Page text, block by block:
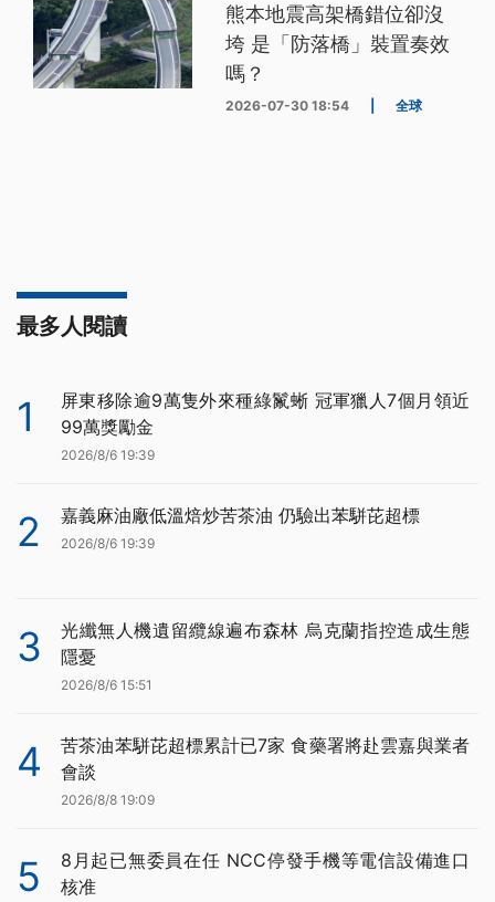
熊本地震高架橋錯位卻沒
垮 是「防落橋」裝置奏效
嗎？
2026-07-30 18:54 全球
最多人閱讀
1
屏東移除逾9萬隻外來種綠鬣蜥 冠軍獵人7個月領近
99萬獎勵金
2026/8/6 19:39
2 嘉義麻油廠低溫焙炒苦茶油 仍驗出苯駢芘超標
2026/8/6 19:39
3
光纖無人機遺留纜線遍布森林 烏克蘭指控造成生態
隱憂
2026/8/6 15:51
4
苦茶油苯駢芘超標累計已7家 食藥署將赴雲嘉與業者
會談
2026/8/8 19:09
5
8月起已無委員在任 NCC停發手機等電信設備進口
核准